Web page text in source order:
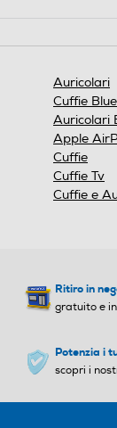
Switch
Grazie
connetterti
dispositivi
Auricolari
Cuffie
Auricolari
Apple
Cuffie
Cuffie Tv
Cuffie e
Ritiro in
gratuito e
Potenzia i
scopri i